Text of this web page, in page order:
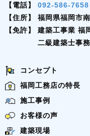
【電話】
092-586-7658
【住所】
福岡県福岡市
【免許】
建築工事業 福
二級建築士事
コンセプト
福岡工務店の特長
施工事例
お客様の声
建築現場